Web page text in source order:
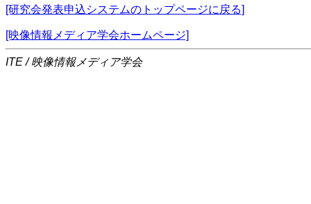
[研究会発表申込システムのトップページに戻る]
[映像情報メディア学会ホームページ]
ITE / 映像情報メディア学会